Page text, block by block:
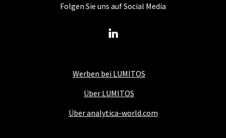
Werben bei LUMITOS
Über LUMITOS
Über analytica-world.com
Folgen Sie uns auf Social Media